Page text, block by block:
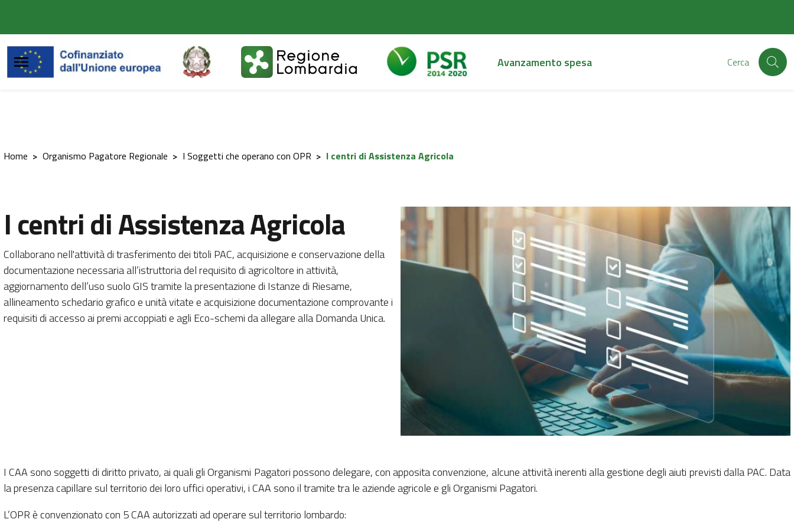
Avanzamento spesa Cerca
Home > Organismo Pagatore Regionale > I Soggetti che operano con OPR > I centri di Assistenza Agricola
I centri di Assistenza Agricola
Collaborano nell'attività di trasferimento dei titoli PAC, acquisizione e conservazione della
documentazione necessaria all’istruttoria del requisito di agricoltore in attività,
aggiornamento dell’uso suolo GIS tramite la presentazione di Istanze di Riesame,
allineamento schedario grafico e unità vitate e acquisizione documentazione comprovante i
requisiti di accesso ai premi accoppiati e agli Eco-schemi da allegare alla Domanda Unica.
I CAA sono soggetti di diritto privato, ai quali gli Organismi Pagatori possono delegare, con apposita convenzione, alcune attività inerenti alla gestione degli aiuti previsti dalla PAC. Data
la presenza capillare sul territorio dei loro uffici operativi, i CAA sono il tramite tra le aziende agricole e gli Organismi Pagatori.
L’OPR è convenzionato con 5 CAA autorizzati ad operare sul territorio lombardo: